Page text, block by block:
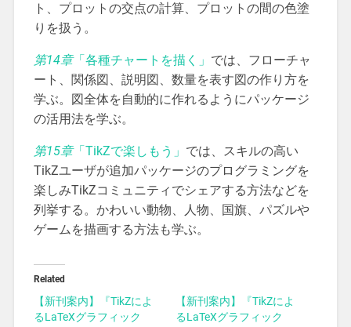
ト、プロットの交点の計算、プロットの間の色塗
りを扱う。
第14章「各種チャートを描く」 では、フローチャ
ート、関係図、説明図、数量を表す図の作り方を
学ぶ。図全体を自動的に作れるようにパッケージ
の活用法を学ぶ。
第15章「TikZで楽しもう」 では、スキルの高い
TikZユーザが追加パッケージのプログラミングを
楽しみTikZコミュニティでシェアする方法などを
列挙する。かわいい動物、人物、国旗、パズルや
ゲームを描画する方法も学ぶ。
Related
【新刊案内】『TikZによ
るLaTeXグラフィック
【新刊案内】『TikZによ
るLaTeXグラフィック